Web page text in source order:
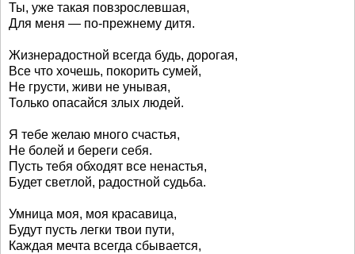
Ты, уже такая повзрослевшая,
Для меня — по-прежнему дитя.
Жизнерадостной всегда будь, дорогая,
Все что хочешь, покорить сумей,
Не грусти, живи не унывая,
Только опасайся злых людей.
Я тебе желаю много счастья,
Не болей и береги себя.
Пусть тебя обходят все ненастья,
Будет светлой, радостной судьба.
Умница моя, моя красавица,
Будут пусть легки твои пути,
Каждая мечта всегда сбывается,